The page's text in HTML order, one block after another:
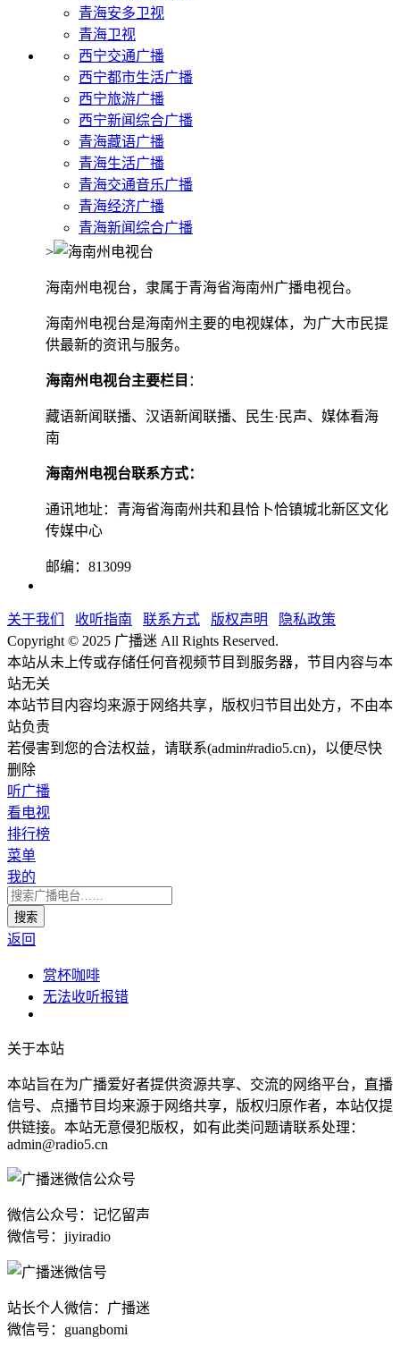
青海安多卫视
青海卫视
西宁交通广播
西宁都市生活广播
西宁旅游广播
西宁新闻综合广播
青海藏语广播
青海生活广播
青海交通音乐广播
青海经济广播
青海新闻综合广播
>
海南州电视台，隶属于青海省海南州广播电视台。
海南州电视台是海南州主要的电视媒体，为广大市民提
供最新的资讯与服务。
海南州电视台主要栏目 ：
藏语新闻联播、汉语新闻联播、民生·民声、媒体看海
南
海南州电视台联系方式：
通讯地址：青海省海南州共和县恰卜恰镇城北新区文化
传媒中心
邮编：813099
关于我们 收听指南 联系方式 版权声明
隐私政策
Copyright © 2025 广播迷 All Rights Reserved.
本站从未上传或存储任何音视频节目到服务器，节目内容与本
站无关
本站节目内容均来源于网络共享，版权归节目出处方，不由本
站负责
若侵害到您的合法权益，请联系(admin#radio5.cn)，以便尽快
删除
听广播
看电视
排行榜
菜单
我的
返回
赏杯咖啡
无法收听报错
关于本站
本站旨在为广播爱好者提供资源共享、交流的网络平台，直播
信号、点播节目均来源于网络共享，版权归原作者，本站仅提
供链接。本站无意侵犯版权，如有此类问题请联系处理：
admin@radio5.cn
微信公众号：记忆留声
微信号：jiyiradio
站长个人微信：广播迷
微信号：guangbomi